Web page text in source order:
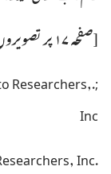
‏[‏صفحہ ۱۷ پر تصویروں کے حوالہ‌جات]‏
Researchers,
Inc
‏.firefly in flight: © Darwin Dale/Photo Researchers, Inc